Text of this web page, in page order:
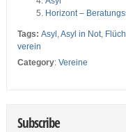
Horizont –
Tags: Asyl ,Asyl in Not,
verein
Category: Vereine
Subscribe